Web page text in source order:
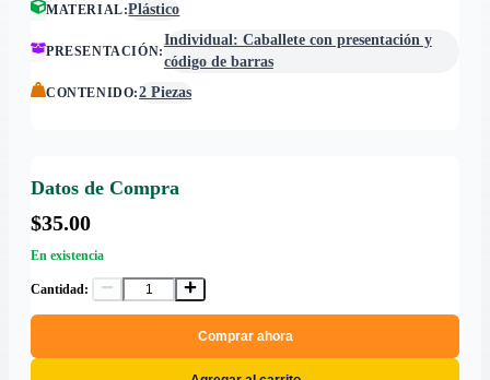
MATERIAL:Plástico
PRESENTACIÓN:
Individual: Caballete con presentación y
código de barras
CONTENIDO:2 Piezas
Datos de Compra
$35.00
En existencia
Cantidad:
Comprar ahora